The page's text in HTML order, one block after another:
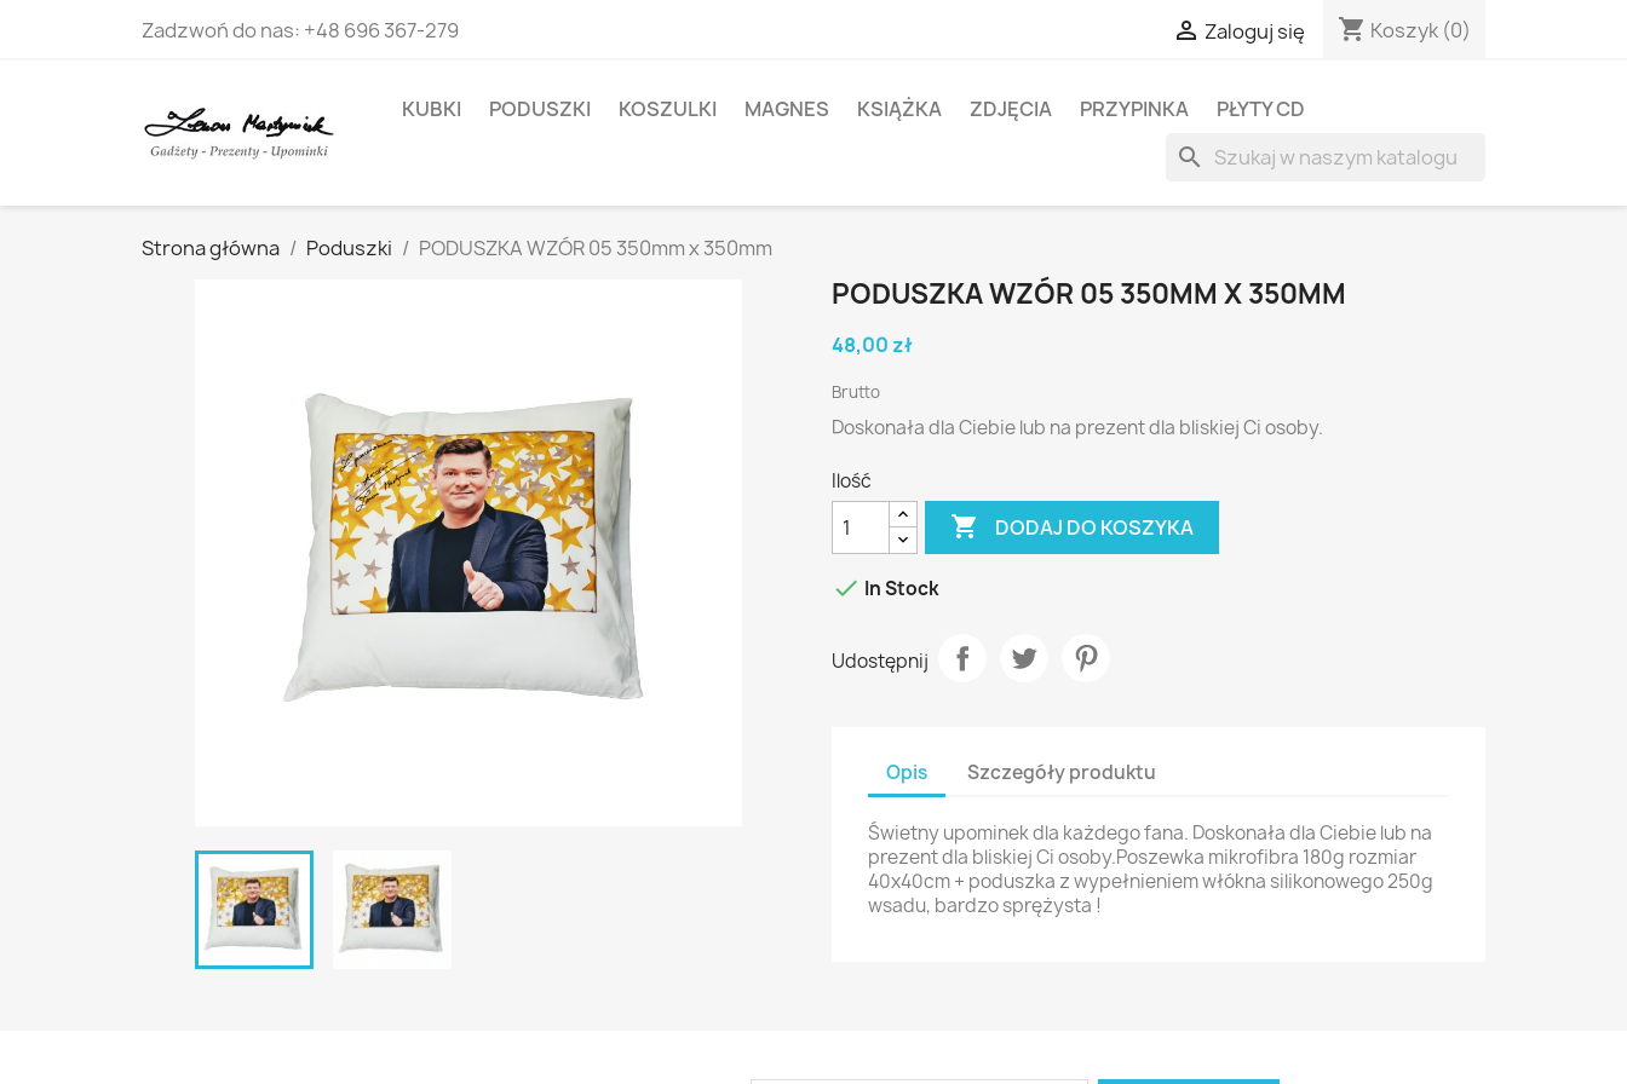
Zadzwoń do nas: +48 696 367-279  Zaloguj się shopping_cart Koszyk (0)
KUBKI PODUSZKI KOSZULKI MAGNES KSIĄŻKA ZDJĘCIA PRZYPINKA PŁYTY CD
search
Strona główna Poduszki PODUSZKA WZÓR 05 350mm x 350mm
PODUSZKA WZÓR 05 350MM X 350MM
48,00 zł
Brutto
Doskonała dla Ciebie lub na prezent dla bliskiej Ci osoby.
Ilość
 DODAJ DO KOSZYKA
 In Stock
Udostępnij
Opis Szczegóły produktu
Świetny upominek dla każdego fana. Doskonała dla Ciebie lub na
prezent dla bliskiej Ci osoby.Poszewka mikrofibra 180g rozmiar
40x40cm + poduszka z wypełnieniem włókna silikonowego 250g
wsadu, bardzo sprężysta !